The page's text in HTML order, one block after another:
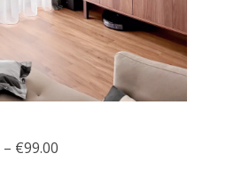
– €99.00